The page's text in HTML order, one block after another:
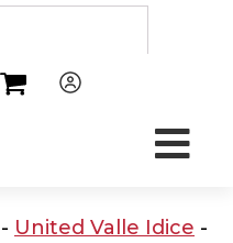
- United Valle Idice -